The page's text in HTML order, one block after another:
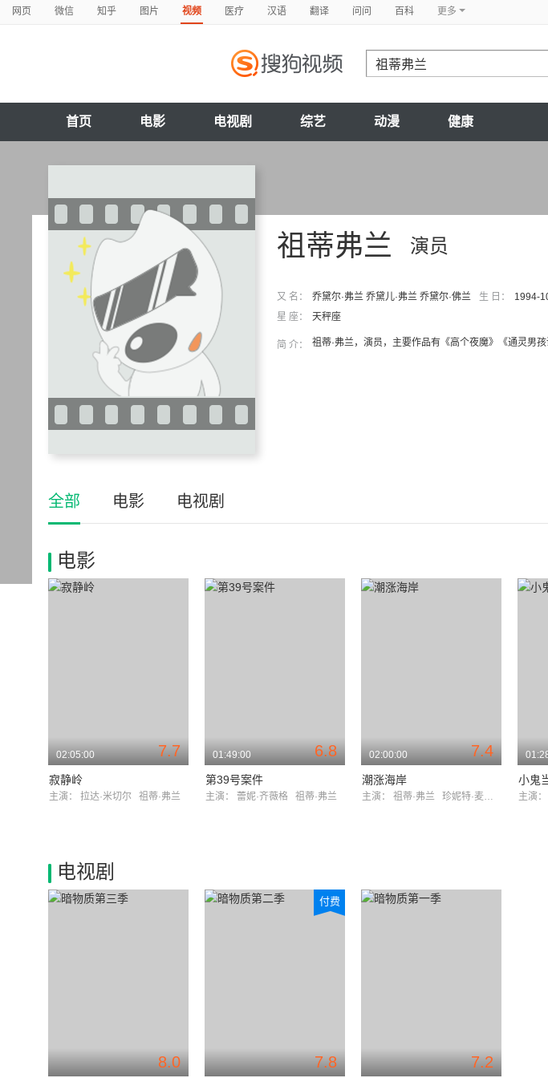
网页 微信 知乎 图片 视频 医疗 汉语 翻译 问问 百科 更多
首页 电影 电视剧 综艺 动漫 健康
演员
祖蒂弗兰
又 名： 乔黛尔·弗兰 乔黛儿·弗兰 乔黛尔·佛兰 生 日： 1994-
星 座：
天秤座
简 介： 祖蒂·弗兰，演员，主要作品有《高个夜魔》《通灵男孩
全部 电影 电视剧
电影
7.7
02:05:00
寂静岭
主演： 拉达·米切尔 祖蒂·弗兰
6.8
01:49:00
第39号案件
主演： 蕾妮·齐薇格 祖蒂·弗兰
7.4
02:00:00
潮涨海岸
主演： 祖蒂·弗兰 珍妮特·麦克蒂尔
小鬼
主演：
电视剧
8.0 7.8
付费
7.2